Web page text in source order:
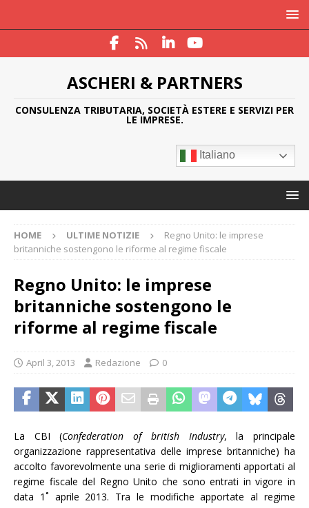
ASCHERI & PARTNERS
CONSULENZA TRIBUTARIA, SOCIETÀ ESTERE E SERVIZI PER
LE IMPRESE.
Italiano
HOME ULTIME NOTIZIE
Regno Unito: le imprese
britanniche sostengono le riforme al regime fiscale
Regno Unito: le imprese
britanniche sostengono le
riforme al regime fiscale
April 3, 2013 Redazione 0
La CBI (Confederation of british Industry, la principale
organizzazione rappresentativa delle imprese britanniche) ha
accolto favorevolmente una serie di miglioramenti apportati al
regime fiscale del Regno Unito che sono entrati in vigore in
data 1˚ aprile 2013. Tra le modifiche apportate al regime